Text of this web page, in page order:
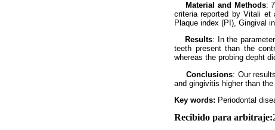
Material and Methods:
criteria reported by Vitali et
Plaque index (PI), Gingival
Results: In the
teeth present than the
whereas the probing depht
Conclusions: Our
and gingivitis higher than
Key words: Periodontal
Recibido para arbitraje: